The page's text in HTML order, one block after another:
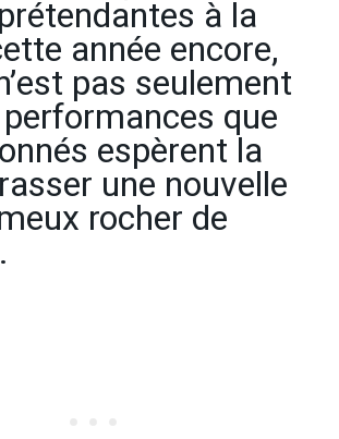
à la
année encore,
pas seulement
que
espèrent la
une nouvelle
rocher de